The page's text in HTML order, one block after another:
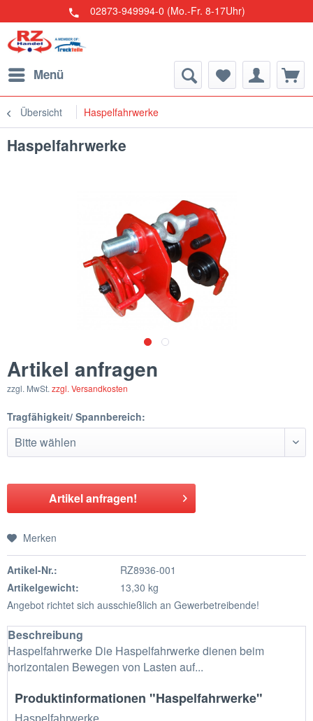
02873-949994-0 (Mo.-Fr. 8-17Uhr)
Menü
Übersicht Haspelfahrwerke
Haspelfahrwerke
Artikel anfragen
zzgl. MwSt. zzgl. Versandkosten
Tragfähigkeit/ Spannbereich:
Artikel anfragen!
Merken
Artikel-Nr.:
RZ8936-001
Artikelgewicht:
13,30 kg
Angebot richtet sich ausschießlich an Gewerbetreibende!
Beschreibung
Haspelfahrwerke Die Haspelfahrwerke dienen beim
horizontalen Bewegen von Lasten auf...
Produktinformationen "Haspelfahrwerke"
Haspelfahrwerke